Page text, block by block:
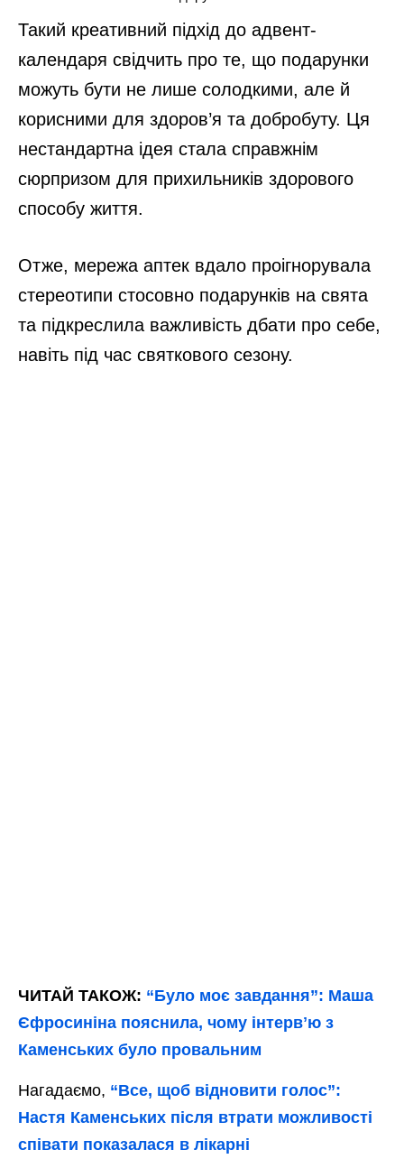
Такий креативний підхід до адвент-
календаря свідчить про те, що подарунки
можуть бути не лише солодкими, але й
корисними для здоров’я та добробуту. Ця
нестандартна ідея стала справжнім
сюрпризом для прихильників здорового
способу життя.
Отже, мережа аптек вдало проігнорувала
стереотипи стосовно подарунків на свята
та підкреслила важливість дбати про себе,
навіть під час святкового сезону.
ЧИТАЙ ТАКОЖ: “Було моє завдання”: Маша
Єфросиніна пояснила, чому інтервʼю з
Каменських було провальним
Нагадаємо, “Все, щоб відновити голос”:
Настя Каменських після втрати можливості
співати показалася в лікарні